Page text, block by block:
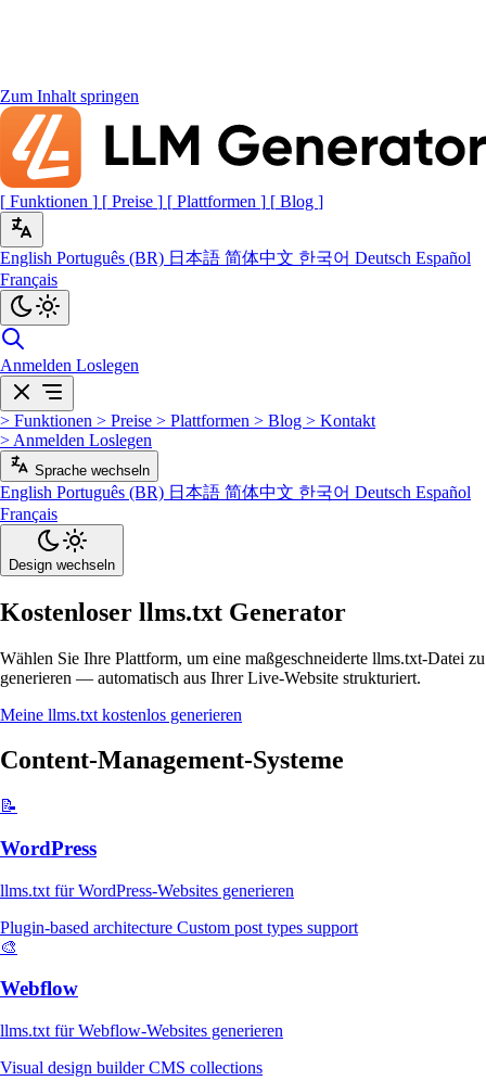
Zum Inhalt springen
[ Funktionen ] [ Preise ] [ Plattformen ] [ Blog ]
English Português (BR) 日本語 简体中文 한국어 Deutsch Español
Français
Anmelden Loslegen
> Funktionen > Preise > Plattformen > Blog > Kontakt
> Anmelden Loslegen
Sprache wechseln
English Português (BR) 日本語 简体中文 한국어 Deutsch Español
Français
Design wechseln
Kostenloser llms.txt Generator
Wählen Sie Ihre Plattform, um eine maßgeschneiderte llms.txt-Datei zu
generieren — automatisch aus Ihrer Live-Website strukturiert.
Meine llms.txt kostenlos generieren
Content-Management-Systeme
📝
WordPress
llms.txt für WordPress-Websites generieren
Plugin-based architecture Custom post types support
🎨
Webflow
llms.txt für Webflow-Websites generieren
Visual design builderCMS collections